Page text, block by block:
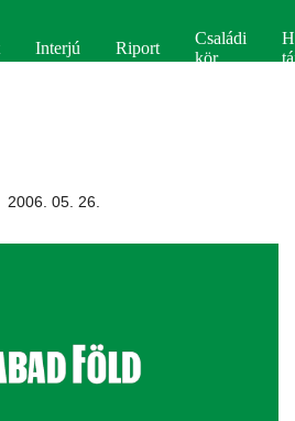
Interjú Riport
Családi
kör
2006. 05. 26.